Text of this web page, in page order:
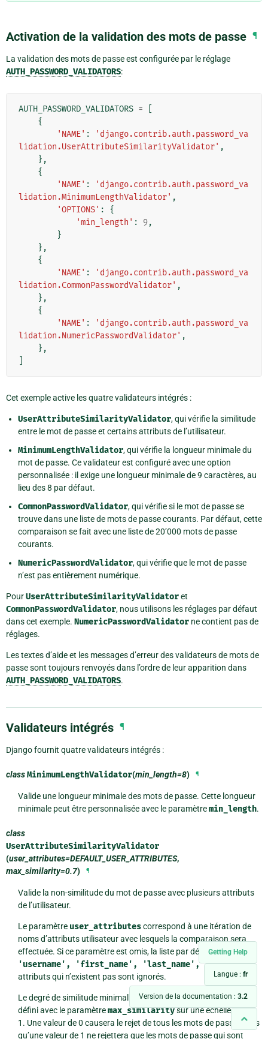
Getting Help
Langue : fr
Version de la documentation : 3.2
Activation de la validation des mots de passe ¶
La validation des mots de passe est configurée par le réglage
AUTH_PASSWORD_VALIDATORS:
AUTH_PASSWORD_VALIDATORS =
{
'NAME' :
'django.contrib.auth.password_va
lidation.UserAttributeSimilarityValidator' ,
},
{
'NAME' :
'django.contrib.auth.password_va
lidation.MinimumLengthValidator' ,
'OPTIONS' :
{
'min_length' : 9,
}
},
{
'NAME' :
'django.contrib.auth.password_va
lidation.CommonPasswordValidator' ,
},
{
'NAME' :
'django.contrib.auth.password_va
lidation.NumericPasswordValidator' ,
},
Cet exemple active les quatre validateurs intégrés :
UserAttributeSimilarityValidator, qui vérifie la similitude
entre le mot de passe et certains attributs de l’utilisateur.
MinimumLengthValidator, qui vérifie la longueur minimale du
mot de passe. Ce validateur est configuré avec une option
personnalisée : il exige une longueur minimale de 9 caractères, au
lieu des 8 par défaut.
CommonPasswordValidator, qui vérifie si le mot de passe se
trouve dans une liste de mots de passe courants. Par défaut, cette
comparaison se fait avec une liste de 20’000 mots de passe
courants.
NumericPasswordValidator, qui vérifie que le mot de passe
n’est pas entièrement numérique.
PourUserAttributeSimilarityValidatoret
CommonPasswordValidator, nous utilisons les réglages par défaut
dans cet exemple. NumericPasswordValidator ne contient pas de
réglages.
Les textes d’aide et les messages d’erreur des validateurs de mots de
passe sont toujours renvoyés dans l’ordre de leur apparition dans
AUTH_PASSWORD_VALIDATORS.
Validateurs intégrés ¶
Django fournit quatre validateurs intégrés :
classMinimumLengthValidator(min_length=8) ¶
Valide une longueur minimale des mots de passe. Cette longueur
minimale peut être personnalisée avec le paramètremin_length.
class
UserAttributeSimilarityValidator
(user_attributes=DEFAULT_USER_ATTRIBUTES,
max_similarity=0.7) ¶
Valide la non-similitude du mot de passe avec plusieurs attributs
de l’utilisateur.
Le paramètre user_attributescorrespond à une itération de
noms d’attributs utilisateur avec lesquels la comparaison sera
effectuée. Si ce paramètre est omis, la liste par défaut contient :
'username', 'first_name', 'last_name', 'email'. Les
attributs qui n’existent pas sont ignorés.
Le degré de similitude minimal d’un mot de passe rejeté peut être
défini avec le paramètremax_similaritysur une échelle de 0 à
1. Une valeur de 0 causera le rejet de tous les mots de passe, alors
qu’une valeur de 1 ne rejettera que les mots de passe qui sont